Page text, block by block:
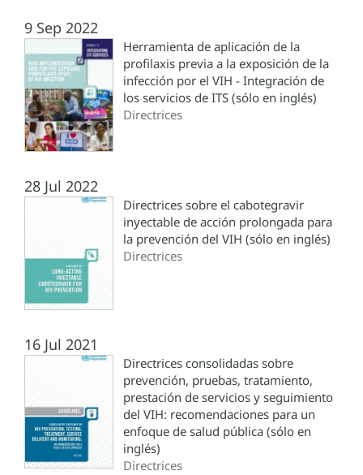
9 Sep 2022
Herramienta de aplicación de la
profilaxis previa a la exposición de la
infección por el VIH - Integración de
los servicios de ITS (sólo en inglés)
Directrices
28 Jul 2022
Directrices sobre el cabotegravir
inyectable de acción prolongada para
la prevención del VIH (sólo en inglés)
Directrices
16 Jul 2021
Directrices consolidadas sobre
prevención, pruebas, tratamiento,
prestación de servicios y seguimiento
del VIH: recomendaciones para un
enfoque de salud pública (sólo en
inglés)
Directrices